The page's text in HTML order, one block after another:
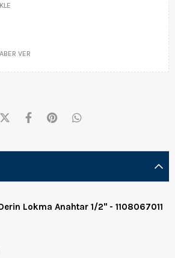
VER
Lokma Anahtar 1/2" - 1108067011